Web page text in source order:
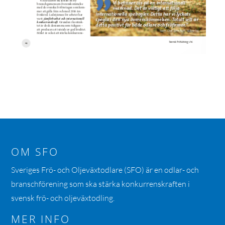
OM SFO
Sveriges Frö- och Oljeväxtodlare (SFO) är en odlar- och
branschförening som ska stärka konkurrenskraften i
svensk frö- och oljeväxtodling.
MER INFO